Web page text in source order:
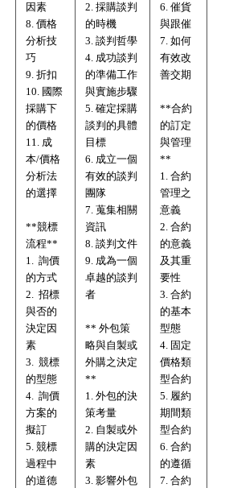
因素
8. 價格
分析技
巧
9. 折扣
10. 國際
採購下
的價格
11. 成
本/價格
分析法
的選擇
**競標
流程**
1. 詢價
的方式
2. 招標
與否的
決定因
素
3. 競標
的型態
4. 詢價
方案的
擬訂
5. 競標
過程中
的道德
2. 採購談判
的時機
3. 談判哲學
4. 成功談判
的準備工作
與實施步驟
5. 確定採購
談判的具體
目標
6. 成立一個
有效的談判
團隊
7. 蒐集相關
資訊
8. 談判文件
9. 成為一個
卓越的談判
者
** 外包策
略與自製或
外購之決定
**
1. 外包的決
策考量
2. 自製或外
購的決定因
素
3. 影響外包
6. 催貨
與跟催
7. 如何
有效改
善交期
**合約
的訂定
與管理
**
1. 合約
管理之
意義
2. 合約
的意義
及其重
要性
3. 合約
的基本
型態
4. 固定
價格類
型合約
5. 履約
期間類
型合約
6. 合約
的遵循
7. 合約